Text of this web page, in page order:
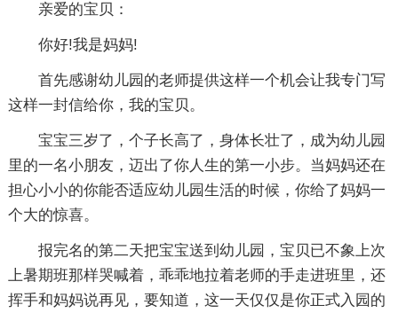
亲爱的宝贝：
你好!我是妈妈!
首先感谢幼儿园的老师提供这样一个机会让我专门写
这样一封信给你，我的宝贝。
宝宝三岁了，个子长高了，身体长壮了，成为幼儿园
里的一名小朋友，迈出了你人生的第一小步。当妈妈还在
担心小小的你能否适应幼儿园生活的时候，你给了妈妈一
个大的惊喜。
报完名的第二天把宝宝送到幼儿园，宝贝已不象上次
上暑期班那样哭喊着，乖乖地拉着老师的手走进班里，还
挥手和妈妈说再见，要知道，这一天仅仅是你正式入园的